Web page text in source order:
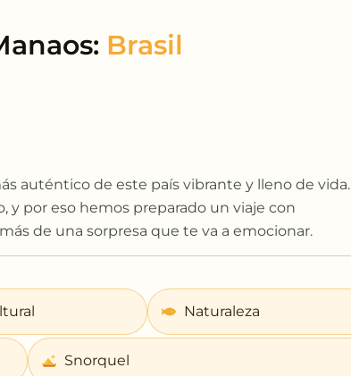
auténtico de este país vibrante y lleno de vida.
por eso hemos preparado un viaje con
de una sorpresa que te va a emocionar.
Naturaleza
Snorquel